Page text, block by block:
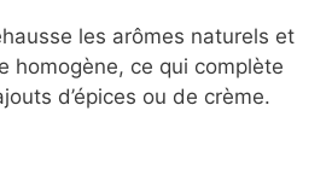
les arômes naturels et
homogène, ce qui complète
d’épices ou de crème.